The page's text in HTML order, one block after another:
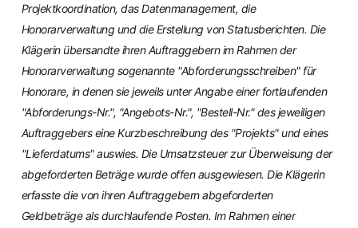
Projektkoordination, das Datenmanagement, die
Honorarverwaltung und die Erstellung von Statusberichten. Die
Klägerin übersandte ihren Auftraggebern im Rahmen der
Honorarverwaltung sogenannte "Abforderungsschreiben" für
Honorare, in denen sie jeweils unter Angabe einer fortlaufenden
"Abforderungs-Nr.", "Angebots-Nr.", "Bestell-Nr." des jeweiligen
Auftraggebers eine Kurzbeschreibung des "Projekts" und eines
"Lieferdatums" auswies. Die Umsatzsteuer zur Überweisung der
abgeforderten Beträge wurde offen ausgewiesen. Die Klägerin
erfasste die von ihren Auftraggebern abgeforderten
Geldbeträge als durchlaufende Posten. Im Rahmen einer